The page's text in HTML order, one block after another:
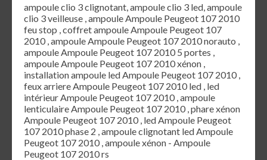
ampoule clio 3 clignotant, ampoule clio 3 led, ampoule
clio 3 veilleuse , ampoule Ampoule Peugeot 107 2010
feu stop , coffret ampoule Ampoule Peugeot 107
2010 , ampoule Ampoule Peugeot 107 2010 norauto ,
ampoule Ampoule Peugeot 107 2010 5 portes ,
ampoule Ampoule Peugeot 107 2010 xénon ,
installation ampoule led Ampoule Peugeot 107 2010 ,
feux arriere Ampoule Peugeot 107 2010 led , led
intérieur Ampoule Peugeot 107 2010 , ampoule
lenticulaire Ampoule Peugeot 107 2010 , phare xénon
Ampoule Peugeot 107 2010 , led Ampoule Peugeot
107 2010 phase 2 , ampoule clignotant led Ampoule
Peugeot 107 2010 , ampoule xénon - Ampoule
Peugeot 107 2010 rs